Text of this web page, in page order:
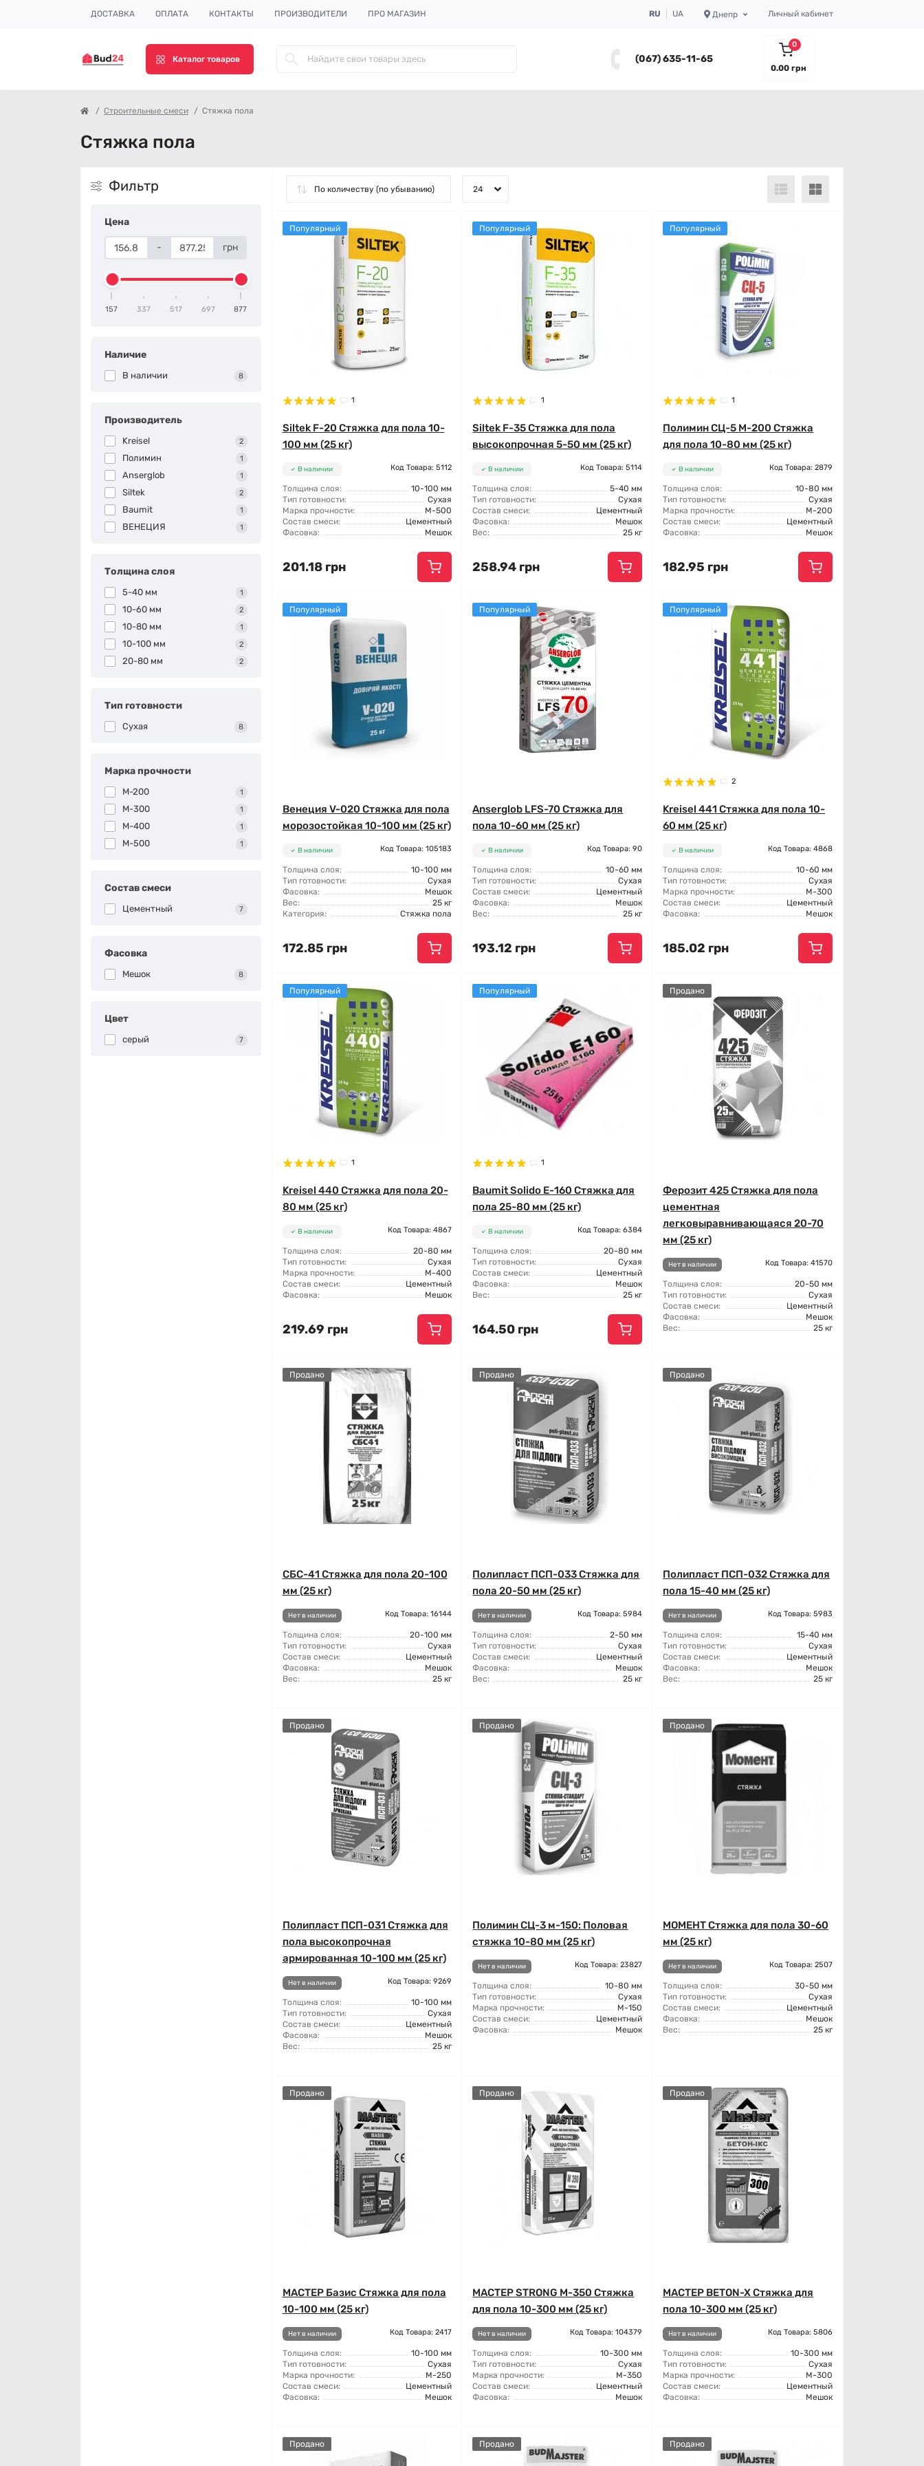
ДОСТАВКА ОПЛАТА КОНТАКТЫ ПРОИЗВОДИТЕЛИ ПРО МАГАЗИН RU UA Днепр Личный кабинет
Каталог товаров (067) 635-11-65
0
0.00 грн
Строительные смеси Стяжка пола
Стяжка пола
Фильтр
Цена
- грн
157 337 517 697 877
Наличие
В наличии 8
Производитель
Kreisel 2
Полимин 1
Anserglob 1
Siltek 2
Baumit 1
ВЕНЕЦИЯ 1
Толщина слоя
5-40 мм 1
10-60 мм 2
10-80 мм 1
10-100 мм 2
20-80 мм 2
Тип готовности
Сухая 8
Марка прочности
М-200 1
М-300 1
М-400 1
М-500 1
Состав смеси
Цементный 7
Фасовка
Мешок 8
Цвет
серый 7
Популярный
1
Siltek F-20 Стяжка для пола 10-
100 мм (25 кг)
В наличии Код Товара: 5112
Толщина слоя:
10-100 мм
Тип готовности:
Сухая
Марка прочности:
М-500
Состав смеси:
Цементный
Фасовка:
Мешок
201.18 грн
Популярный
1
Siltek F-35 Стяжка для пола
высокопрочная 5-50 мм (25 кг)
В наличии Код Товара: 5114
Толщина слоя:
5-40 мм
Тип готовности:
Сухая
Состав смеси:
Цементный
Фасовка:
Мешок
Вес:
25 кг
258.94 грн
Популярный
1
Полимин СЦ-5 М-200 Стяжка
для пола 10-80 мм (25 кг)
В наличии Код Товара: 2879
Толщина слоя:
10-80 мм
Тип готовности:
Сухая
Марка прочности:
М-200
Состав смеси:
Цементный
Фасовка:
Мешок
182.95 грн
Популярный
Венеция V-020 Стяжка для пола
морозостойкая 10-100 мм (25 кг)
В наличии Код Товара: 105183
Толщина слоя:
10-100 мм
Тип готовности:
Сухая
Фасовка:
Мешок
Вес:
25 кг
Категория:
Стяжка пола
172.85 грн
Популярный
Anserglob LFS-70 Стяжка для
пола 10-60 мм (25 кг)
В наличии Код Товара: 90
Толщина слоя:
10-60 мм
Тип готовности:
Сухая
Состав смеси:
Цементный
Фасовка:
Мешок
Вес:
25 кг
193.12 грн
Популярный
2
Kreisel 441 Стяжка для пола 10-
60 мм (25 кг)
В наличии Код Товара: 4868
Толщина слоя:
10-60 мм
Тип готовности:
Сухая
Марка прочности:
М-300
Состав смеси:
Цементный
Фасовка:
Мешок
185.02 грн
Популярный
1
Kreisel 440 Стяжка для пола 20-
80 мм (25 кг)
В наличии Код Товара: 4867
Толщина слоя:
20-80 мм
Тип готовности:
Сухая
Марка прочности:
М-400
Состав смеси:
Цементный
Фасовка:
Мешок
219.69 грн
Популярный
1
Baumit Solido E-160 Стяжка для
пола 25-80 мм (25 кг)
В наличии Код Товара: 6384
Толщина слоя:
20-80 мм
Тип готовности:
Сухая
Состав смеси:
Цементный
Фасовка:
Мешок
Вес:
25 кг
164.50 грн
Продано
Ферозит 425 Стяжка для пола
цементная
легковыравнивающаяся 20-70
мм (25 кг)
Нет в наличии Код Товара: 41570
Толщина слоя:
20-50 мм
Тип готовности:
Сухая
Состав смеси:
Цементный
Фасовка:
Мешок
Вес:
25 кг
Продано
СБС-41 Стяжка для пола 20-100
мм (25 кг)
Нет в наличии Код Товара: 16144
Толщина слоя:
20-100 мм
Тип готовности:
Сухая
Состав смеси:
Цементный
Фасовка:
Мешок
Вес:
25 кг
Продано
Полипласт ПСП-033 Стяжка для
пола 20-50 мм (25 кг)
Нет в наличии Код Товара: 5984
Толщина слоя:
2-50 мм
Тип готовности:
Сухая
Состав смеси:
Цементный
Фасовка:
Мешок
Вес:
25 кг
Продано
Полипласт ПСП-032 Стяжка для
пола 15-40 мм (25 кг)
Нет в наличии Код Товара: 5983
Толщина слоя:
15-40 мм
Тип готовности:
Сухая
Состав смеси:
Цементный
Фасовка:
Мешок
Вес:
25 кг
Продано
Полипласт ПСП-031 Стяжка для
пола высокопрочная
армированная 10-100 мм (25 кг)
Нет в наличии Код Товара: 9269
Толщина слоя:
10-100 мм
Тип готовности:
Сухая
Состав смеси:
Цементный
Фасовка:
Мешок
Вес:
25 кг
Продано
Полимин СЦ-3 м-150: Половая
стяжка 10-80 мм (25 кг)
Нет в наличии Код Товара: 23827
Толщина слоя:
10-80 мм
Тип готовности:
Сухая
Марка прочности:
М-150
Состав смеси:
Цементный
Фасовка:
Мешок
Продано
МОМЕНТ Стяжка для пола 30-60
мм (25 кг)
Нет в наличии Код Товара: 2507
Толщина слоя:
30-50 мм
Тип готовности:
Сухая
Состав смеси:
Цементный
Фасовка:
Мешок
Вес:
25 кг
Продано
МАСТЕР Базис Стяжка для пола
10-100 мм (25 кг)
Нет в наличии Код Товара: 2417
Толщина слоя:
10-100 мм
Тип готовности:
Сухая
Марка прочности:
М-250
Состав смеси:
Цементный
Фасовка:
Мешок
Продано
МАСТЕР STRONG М-350 Стяжка
для пола 10-300 мм (25 кг)
Нет в наличии Код Товара: 104379
Толщина слоя:
10-300 мм
Тип готовности:
Сухая
Марка прочности:
М-350
Состав смеси:
Цементный
Фасовка:
Мешок
Продано
МАСТЕР BETON-X Стяжка для
пола 10-300 мм (25 кг)
Нет в наличии Код Товара: 5806
Толщина слоя:
10-300 мм
Тип готовности:
Сухая
Марка прочности:
М-300
Состав смеси:
Цементный
Фасовка:
Мешок
Продано Продано Продано